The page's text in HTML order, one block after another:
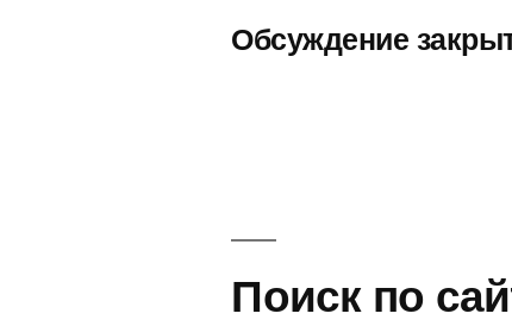
Обсуждение
Поиск по